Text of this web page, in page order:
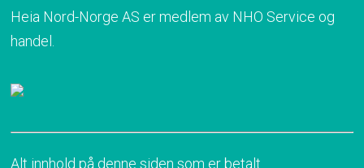
Heia Nord-Norge AS er medlem av NHO Service og
handel.
Alt innhold på denne siden som er betalt